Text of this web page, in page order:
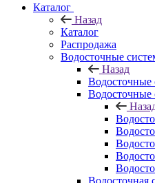
Каталог
Назад
Каталог
Распродажа
Водосточные
Назад
Водосточные
Водосточные
Водосточная